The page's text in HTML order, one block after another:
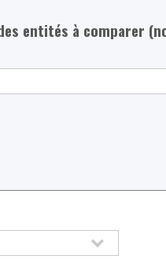
entités à comparer